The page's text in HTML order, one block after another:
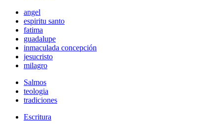
angel
espiritu santo
fatima
guadalupe
inmaculada concepción
jesucristo
milagro
Salmos
teologia
tradiciones
Escritura